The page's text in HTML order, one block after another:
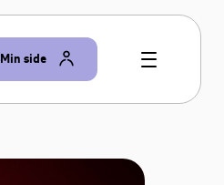
Min side